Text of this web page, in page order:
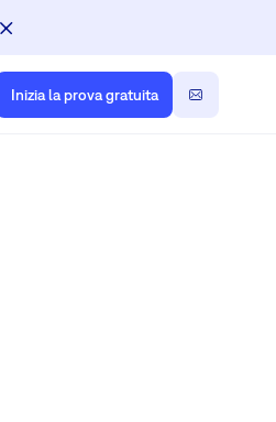
Inizia la prova gratuita